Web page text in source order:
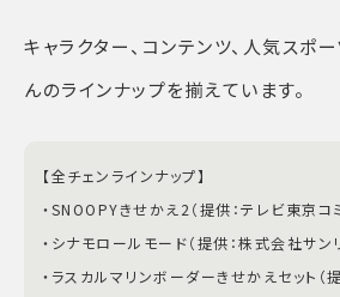
キャラクター、コンテンツ、人気スポ
んのラインナップを揃えています。
【全チェンラインナップ】
・SNOOPYきせかえ2（提供：テレビ東京コ
・シナモロールモード（提供：株式会社サン
・ラスカルマリンボーダーきせかえセット（